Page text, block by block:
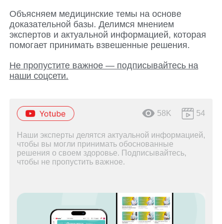
Объясняем медицинские темы на основе
доказательной базы. Делимся мнением
экспертов и актуальной информацией, которая
помогает принимать взвешенные решения.
Не пропустите важное — подписывайтесь на
наши соцсети.
58K 54
Наши эксперты делятся актуальной информацией,
чтобы вы могли принимать обоснованные
решения о своем здоровье. Подписывайтесь,
чтобы не пропустить важное.